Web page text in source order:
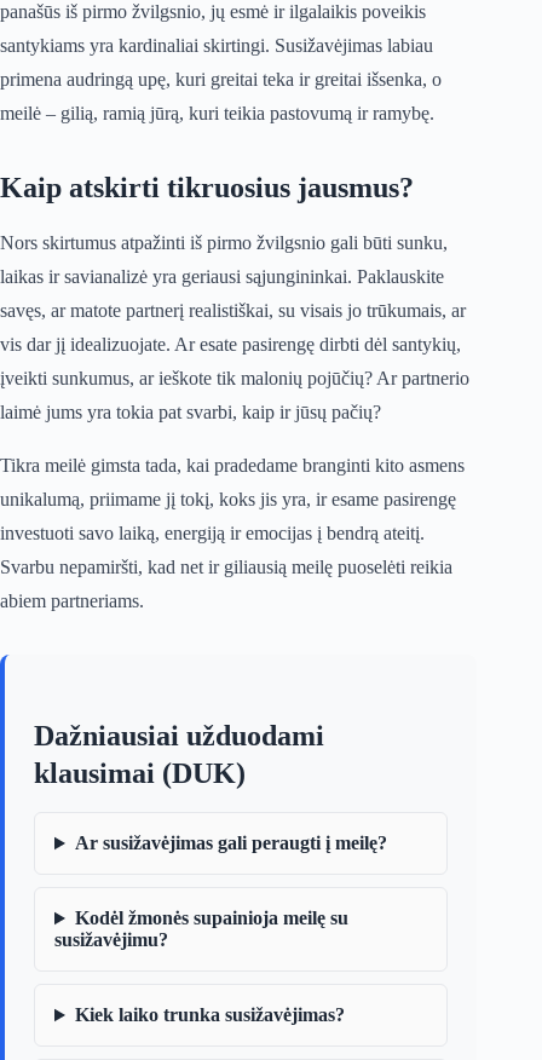
panašūs iš pirmo žvilgsnio, jų esmė ir ilgalaikis poveikis
santykiams yra kardinaliai skirtingi. Susižavėjimas labiau
primena audringą upę, kuri greitai teka ir greitai išsenka, o
meilė – gilią, ramią jūrą, kuri teikia pastovumą ir ramybę.
Kaip atskirti tikruosius jausmus?
Nors skirtumus atpažinti iš pirmo žvilgsnio gali būti sunku,
laikas ir savianalizė yra geriausi sąjungininkai. Paklauskite
savęs, ar matote partnerį realistiškai, su visais jo trūkumais, ar
vis dar jį idealizuojate. Ar esate pasirengę dirbti dėl santykių,
įveikti sunkumus, ar ieškote tik malonių pojūčių? Ar partnerio
laimė jums yra tokia pat svarbi, kaip ir jūsų pačių?
Tikra meilė gimsta tada, kai pradedame branginti kito asmens
unikalumą, priimame jį tokį, koks jis yra, ir esame pasirengę
investuoti savo laiką, energiją ir emocijas į bendrą ateitį.
Svarbu nepamiršti, kad net ir giliausią meilę puoselėti reikia
abiem partneriams.
Dažniausiai užduodami
klausimai (DUK)
Ar susižavėjimas gali peraugti į meilę?
Kodėl žmonės supainioja meilę su
susižavėjimu?
Kiek laiko trunka susižavėjimas?